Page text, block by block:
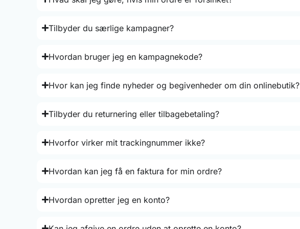
Tilbyder du særlige kampagner?
Hvordan bruger jeg en kampagnekode?
Hvor kan jeg finde nyheder og begivenheder om din onlinebutik?
Tilbyder du returnering eller tilbagebetaling?
Hvorfor virker mit trackingnummer ikke?
Hvordan kan jeg få en faktura for min ordre?
Hvordan opretter jeg en konto?